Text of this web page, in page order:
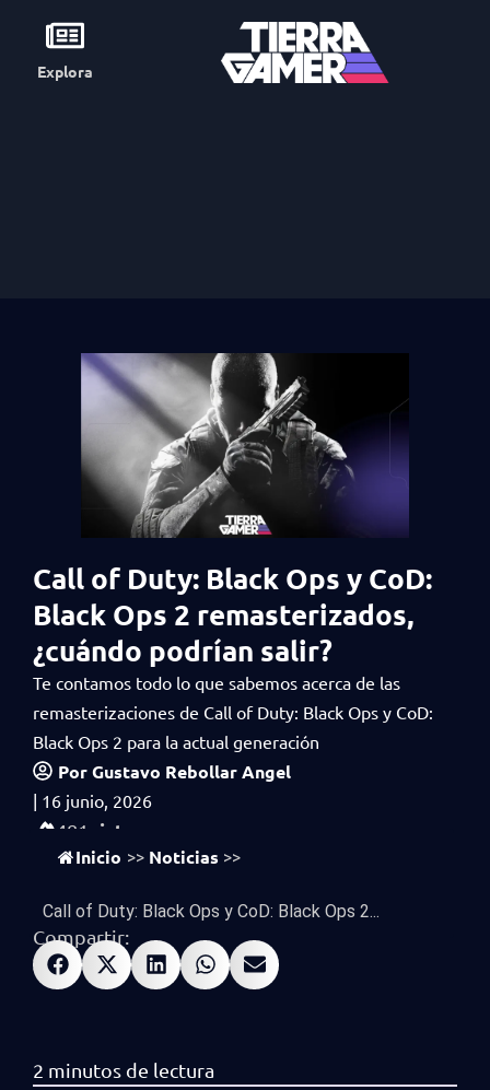
Explora
Call of Duty: Black Ops y CoD:
Black Ops 2 remasterizados,
¿cuándo podrían salir?
Te contamos todo lo que sabemos acerca de las
remasterizaciones de Call of Duty: Black Ops y CoD:
Black Ops 2 para la actual generación
PorGustavo Rebollar Angel
| 16 junio, 2026
481 vistas
Inicio >> Noticias >>
Call of Duty: Black Ops y CoD: Black Ops 2...
Compartir: